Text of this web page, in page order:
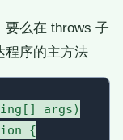
要么在 throws 子
程序的主方法
args)
{